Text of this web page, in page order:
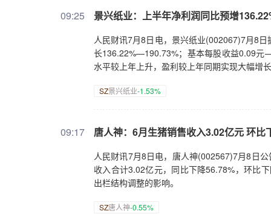
09:25 景兴纸业：上半年净利润同比预增
人民财讯7月8日电，景兴纸业(002067)7月8
长136.22%—190.73%；基本每股收益0.09元
水平较上年上升，盈利较上年同期实现大幅增
SZ景兴纸业-1.53%
09:17 唐人神：6月生猪销售收入3.02亿元 环比
人民财讯7月8日电，唐人神(002567)7月8日
收入合计3.02亿元，同比下降56.78%，环比
出栏结构调整的影响。
SZ唐人神-0.55%